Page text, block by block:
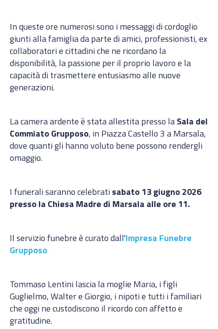
In queste ore numerosi sono i messaggi di cordoglio
giunti alla famiglia da parte di amici, professionisti, ex
collaboratori e cittadini che ne ricordano la
disponibilità, la passione per il proprio lavoro e la
capacità di trasmettere entusiasmo alle nuove
generazioni.
La camera ardente è stata allestita presso laSala del
Commiato Grupposo, in Piazza Castello 3 a Marsala,
dove quanti gli hanno voluto bene possono rendergli
omaggio.
I funerali saranno celebratisabato 13 giugno 2026
presso la Chiesa Madre di Marsala alle ore 11.
Il servizio funebre è curato dall'Impresa Funebre
Grupposo.
Tommaso Lentini lascia la moglie Maria, i figli
Guglielmo, Walter e Giorgio, i nipoti e tutti i familiari
che oggi ne custodiscono il ricordo con affetto e
gratitudine.